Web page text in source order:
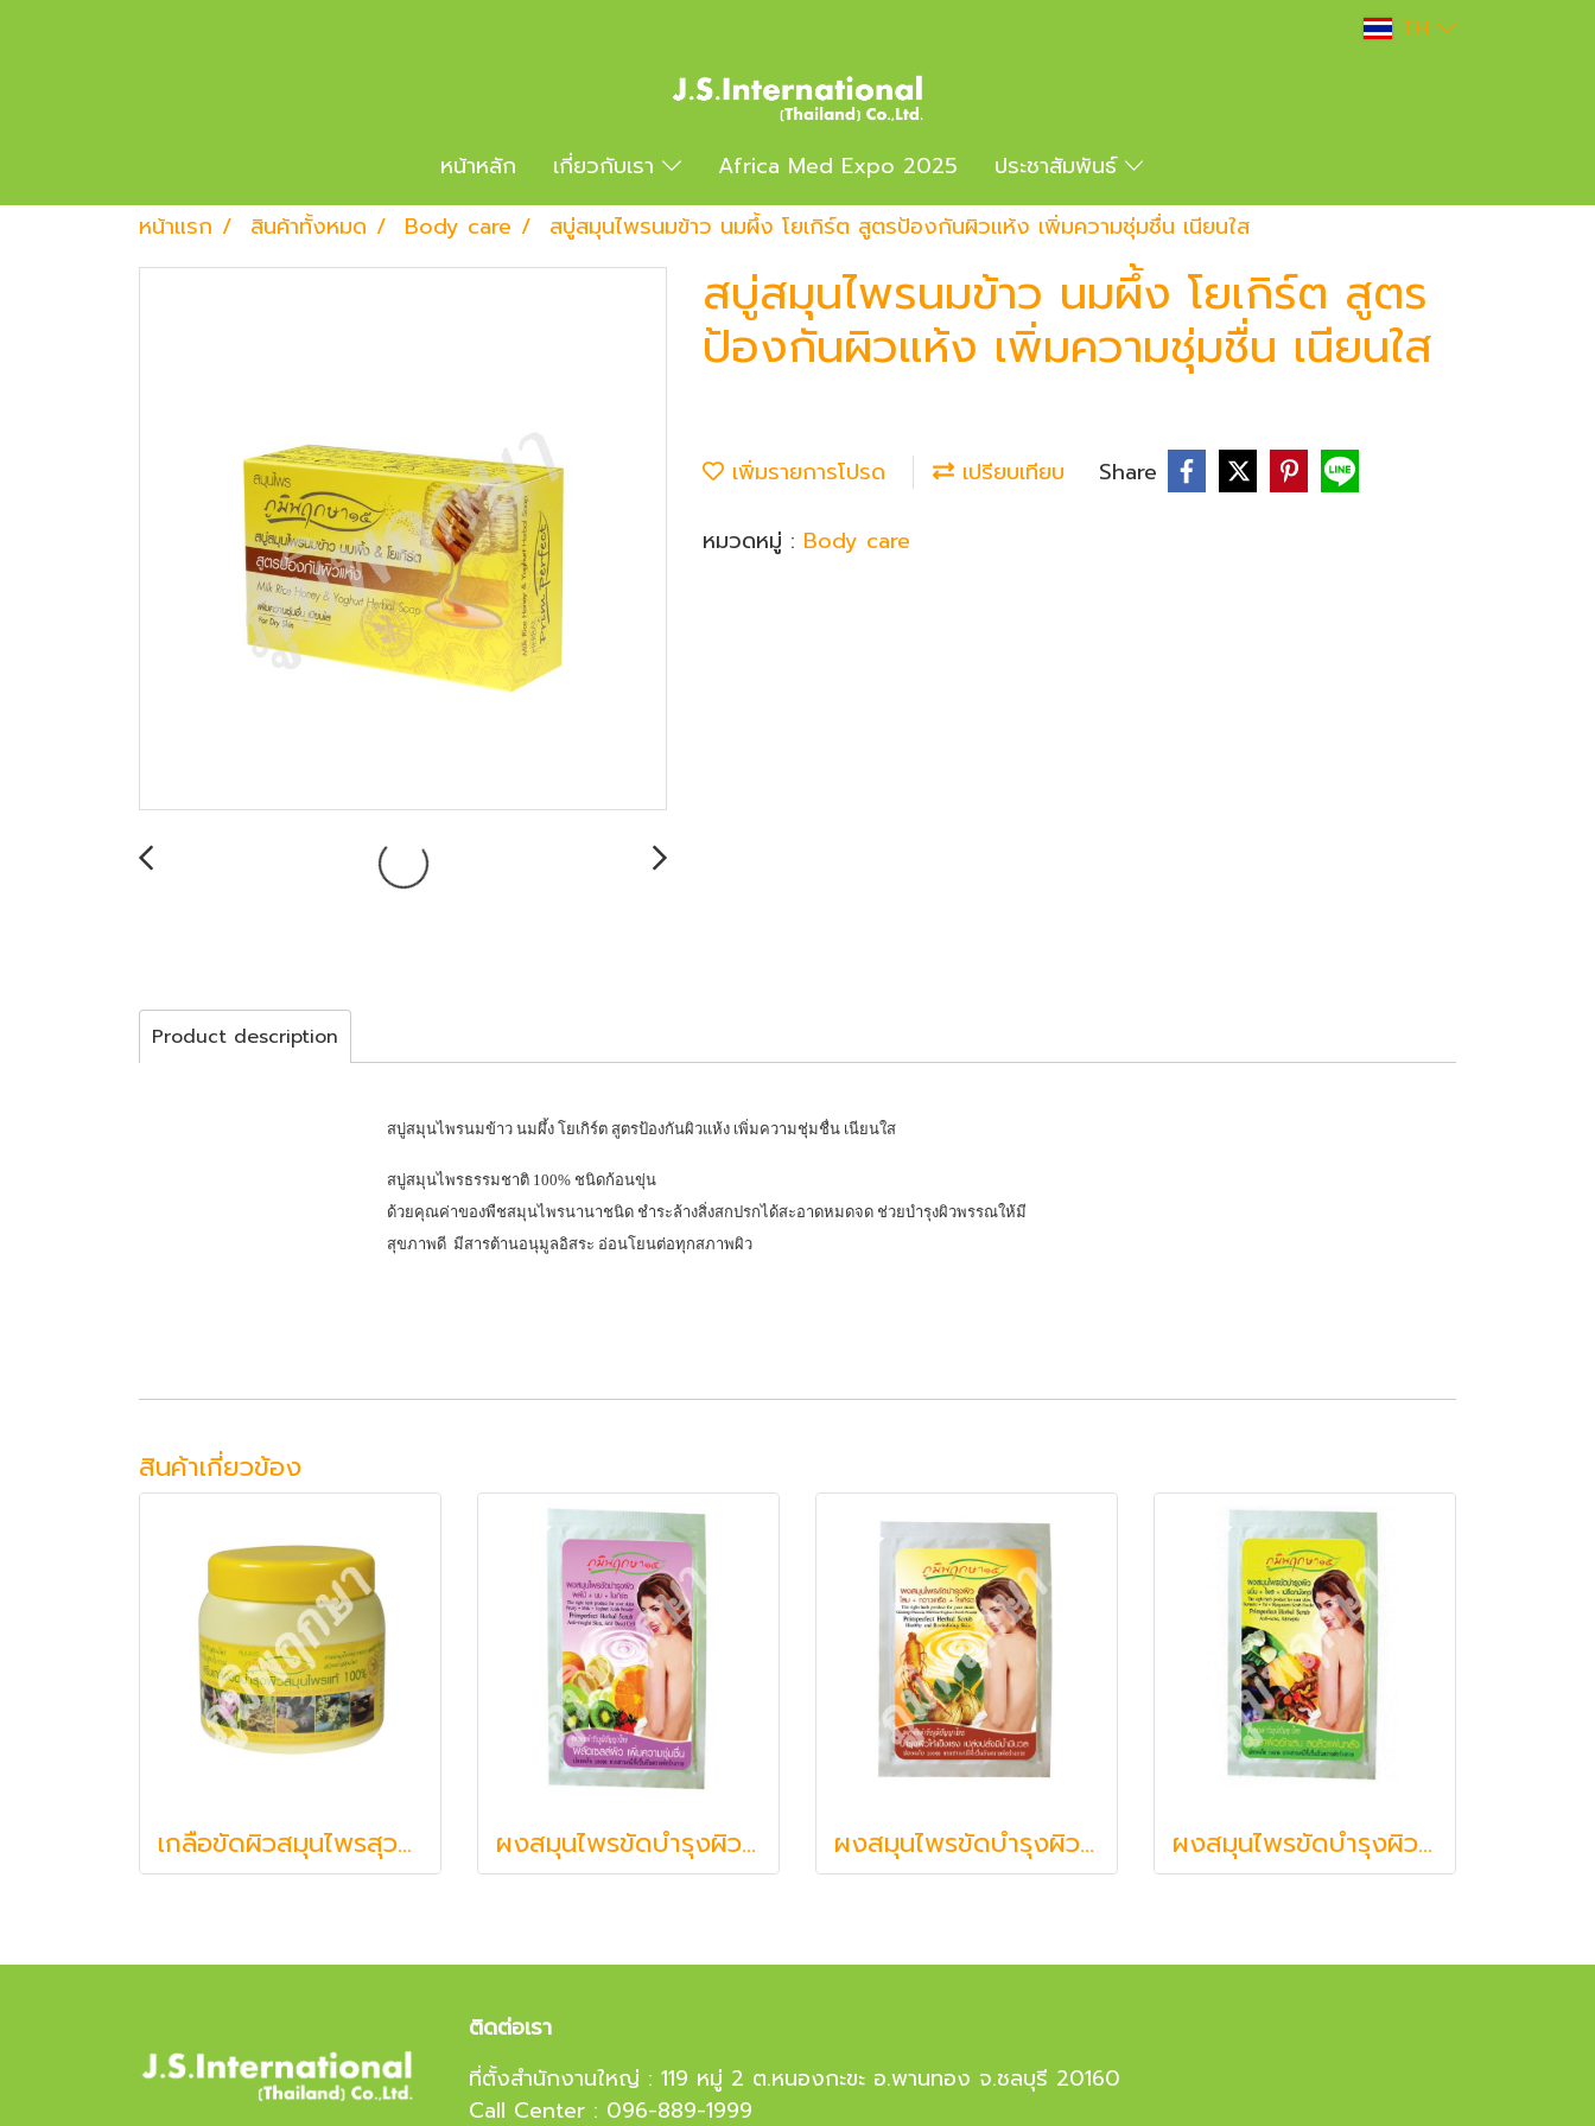
TH
หน้าหลัก เกี่ยวกับเรา Africa Med Expo 2025
ประชาสัมพันธ์
หน้าแรก
สินค้าทั้งหมด Body care สบู่สมุนไพรนมข้าว นมผึ้ง โยเกิร์ต สูตรป้องกันผิวแห้ง เพิ่มความชุ่มชื่น เนียนใส
สบู่สมุนไพรนมข้าว นมผึ้ง โยเกิร์ต สูตร
ป้องกันผิวแห้ง เพิ่มความชุ่มชื่น เนียนใส
เพิ่มรายการโปรด เปรียบเทียบ Share
หมวดหมู่ : Body care
Product description
สบู่สมุนไพรนมข้าว นมผึ้ง โยเกิร์ต สูตรป้องกันผิวแห้ง เพิ่มความชุ่มชื่น เนียนใส
สบู่สมุนไพรธรรมชาติ 100% ชนิดก้อนขุ่น
ด้วยคุณค่าของพืชสมุนไพรนานาชนิด ชำระล้างสิ่งสกปรกได้สะอาดหมดจด ช่วยบำรุงผิวพรรณให้มี
สุขภาพดี มีสารต้านอนุมูลอิสระ อ่อนโยนต่อทุกสภาพผิว
สินค้าเกี่ยวข้อง
เกลือขัดผิวสมุนไพรสุวสา, ขมิ้น, ไพล ภูมิพฤกษา๑๕ สูตรโบราณ (500g.) ผงสมุนไพรขัดบำรุงผิว ภูมิพฤกษา๑๕ สูตร ผลไม้ + นม + โยเกิร์ต (20 g.) ผงสมุนไพรขัดบำรุงผิว ภูมิพฤกษา๑๕ สูตร โสม + กวาวเครือขาว + โยเกิร์ต (20 g.) ผงสมุนไพรขัดบำรุงผิว ภูมิพฤกษา๑๕ สูตร ขมิ้น + ไพล + เปลือกมังคุด (20 g.)
ติดต่อเรา
ที่ตั้งสำนักงานใหญ่ : 119 หมู่ 2 ต.หนองกะขะ อ.พานทอง จ.ชลบุรี 20160
Call Center : 096-889-1999